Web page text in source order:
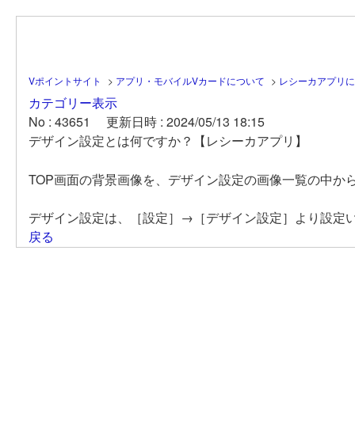
Vポイントサイト > アプリ・モバイルVカードについて > レシーカアプリ
カテゴリー表示
No : 43651
更新日時 : 2024/05/13 18:15
デザイン設定とは何ですか？【レシーカアプリ】
TOP画面の背景画像を、デザイン設定の画像一覧の中か
デザイン設定は、［設定］→［デザイン設定］より設定
戻る